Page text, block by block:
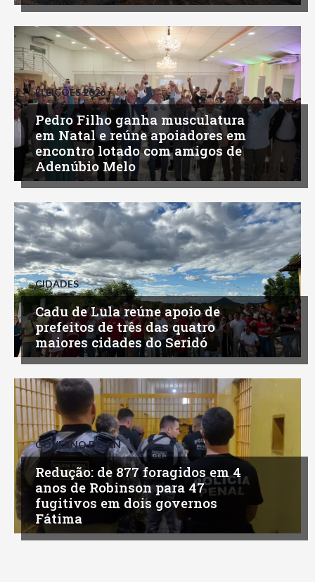
ELEIÇÕES 2026
Pedro Filho ganha musculatura
em Natal e reúne apoiadores em
encontro lotado com amigos de
Adenúbio Melo
CIDADES
Cadu de Lula reúne apoio de
prefeitos de três das quatro
maiores cidades do Seridó
GOVERNO DO RN
Redução: de 877 foragidos em 4
anos de Robinson para 47
fugitivos em dois governos
Fátima